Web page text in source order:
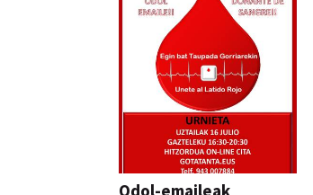
Odol-emaileak